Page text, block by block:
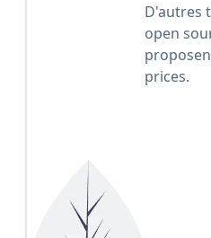
D'autres
open
prices.